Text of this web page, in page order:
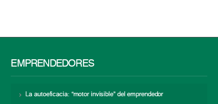
EMPRENDEDORES
La autoeficacia: “motor invisible” del emprendedor